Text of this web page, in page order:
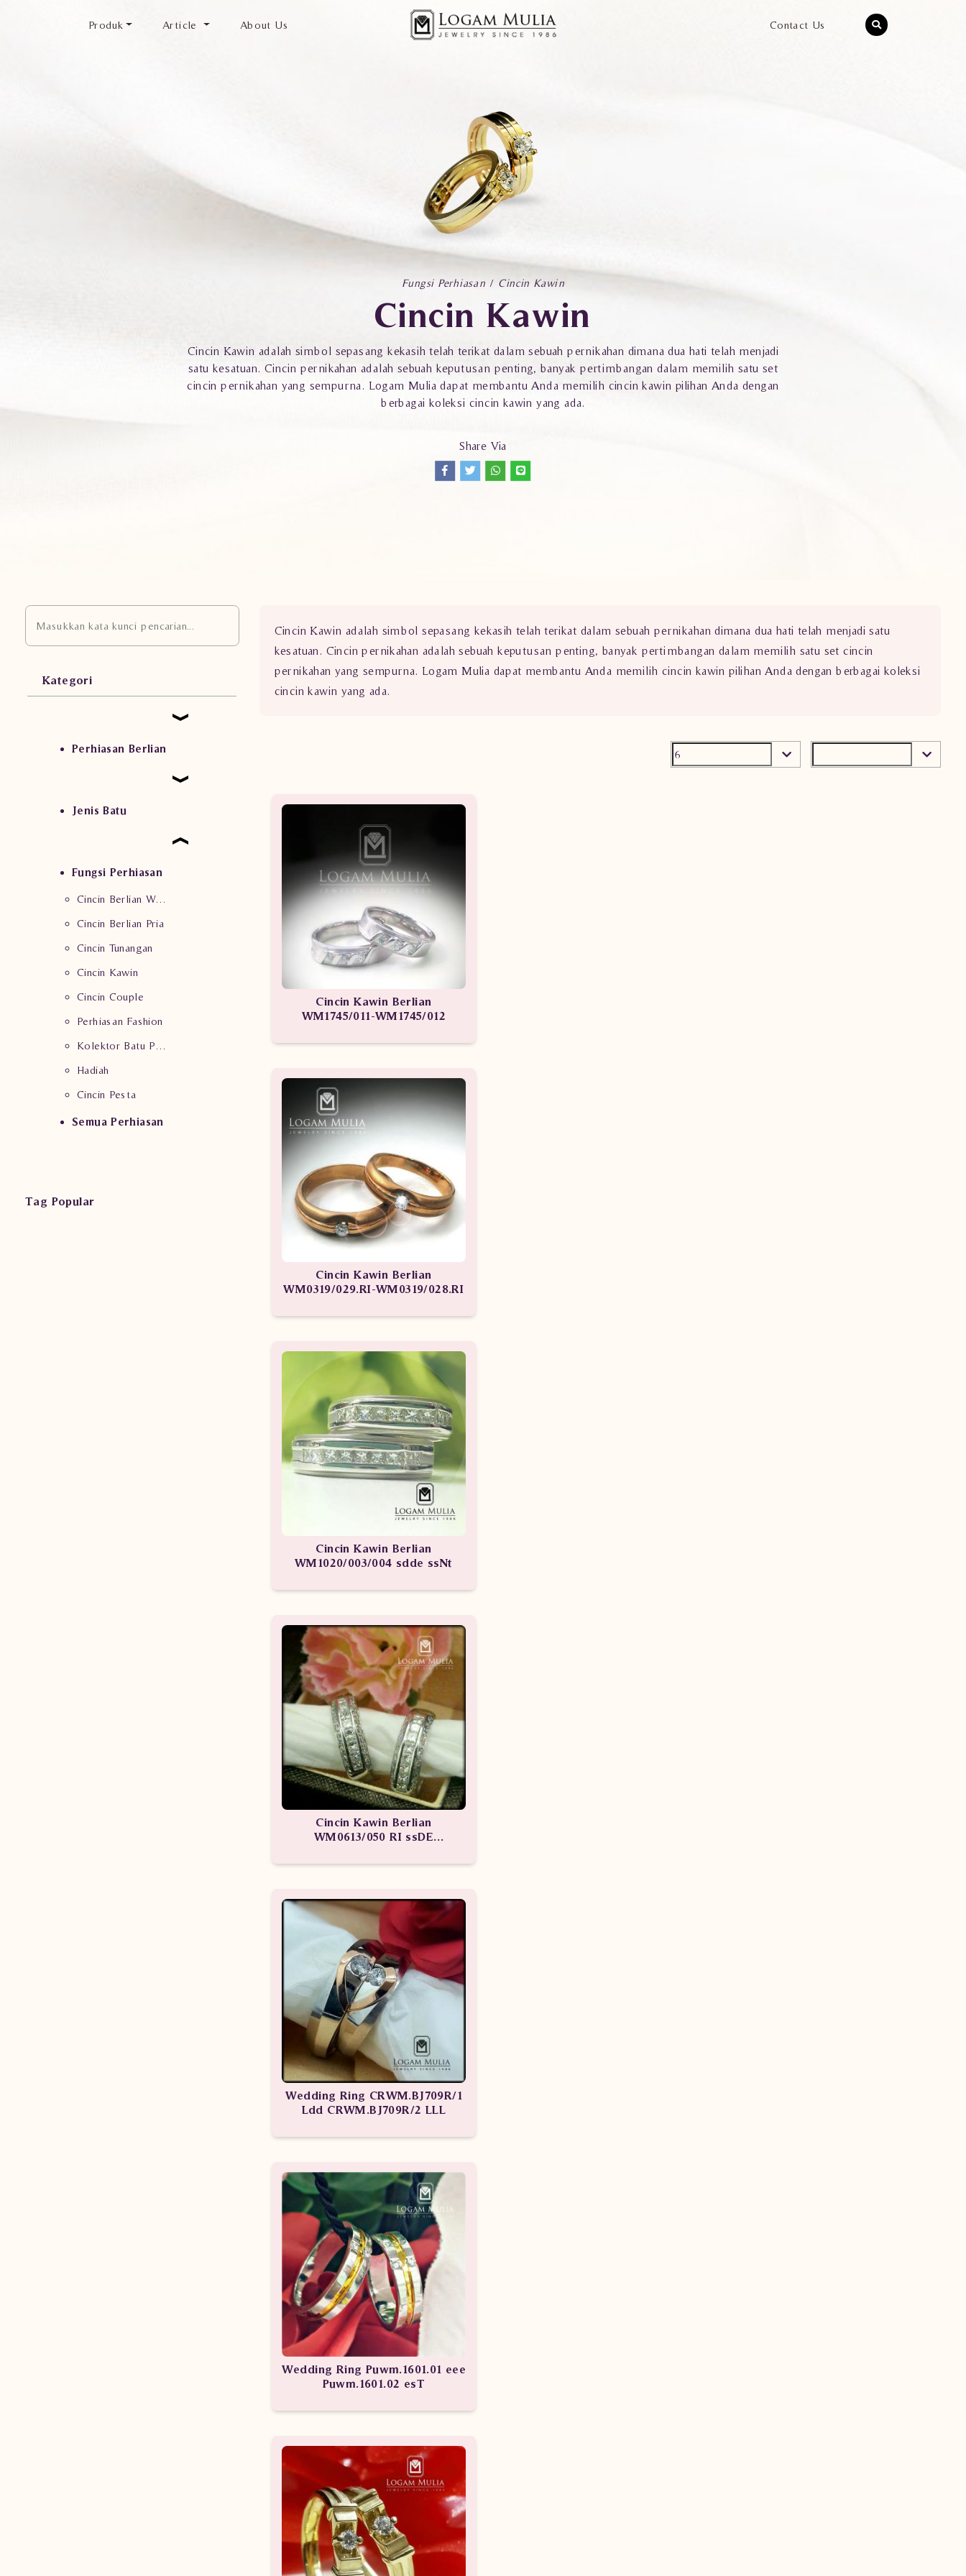
Produk Article About Us Contact Us
Fungsi Perhiasan Cincin Kawin
Cincin Kawin
Cincin Kawin adalah simbol sepasang kekasih telah terikat dalam sebuah pernikahan dimana dua hati telah menjadi
satu kesatuan. Cincin pernikahan adalah sebuah keputusan penting, banyak pertimbangan dalam memilih satu set
cincin pernikahan yang sempurna. Logam Mulia dapat membantu Anda memilih cincin kawin pilihan Anda dengan
berbagai koleksi cincin kawin yang ada.
Share Via
Kategori
Perhiasan Berlian
Jenis Batu
Fungsi Perhiasan
Cincin Berlian Wanita
Cincin Berlian Pria
Cincin Tunangan
Cincin Kawin
Cincin Couple
Perhiasan Fashion
Kolektor Batu Permata
Hadiah
Cincin Pesta
Semua Perhiasan
Tag Popular
Cincin Kawin adalah simbol sepasang kekasih telah terikat dalam sebuah pernikahan dimana dua hati telah menjadi satu
kesatuan. Cincin pernikahan adalah sebuah keputusan penting, banyak pertimbangan dalam memilih satu set cincin
pernikahan yang sempurna. Logam Mulia dapat membantu Anda memilih cincin kawin pilihan Anda dengan berbagai koleksi
cincin kawin yang ada.
Cincin Kawin Berlian
WM1745/011-WM1745/012
Cincin Kawin Berlian
WM0319/029.RI-WM0319/028.RI
Cincin Kawin Berlian
WM1020/003/004 sdde ssNt
Cincin Kawin Berlian
WM0613/050 RI ssDE
Wedding Ring CRWM.BJ709R/1
Ldd CRWM.BJ709R/2 LLL
Wedding Ring Puwm.1601.01 eee
Puwm.1601.02 esT